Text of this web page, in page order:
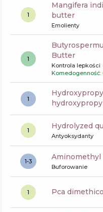
1
mangifera indica (mango) seed
butter
Emolienty
1
butyrospermum parkii (Shea)
Butter
Kontrola lepkości
Komedogenność:
1
hydroxypropyl guar
1 hydrolyzed
Antyoksydanty
1-3
Buforowanie
1 pca